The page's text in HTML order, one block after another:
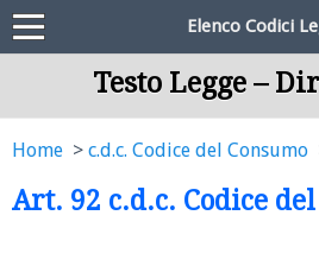
Elenco Codici
Testo Legge –
Home c.d.c. Codice del Consumo
Art. 92 c.d.c. Codice